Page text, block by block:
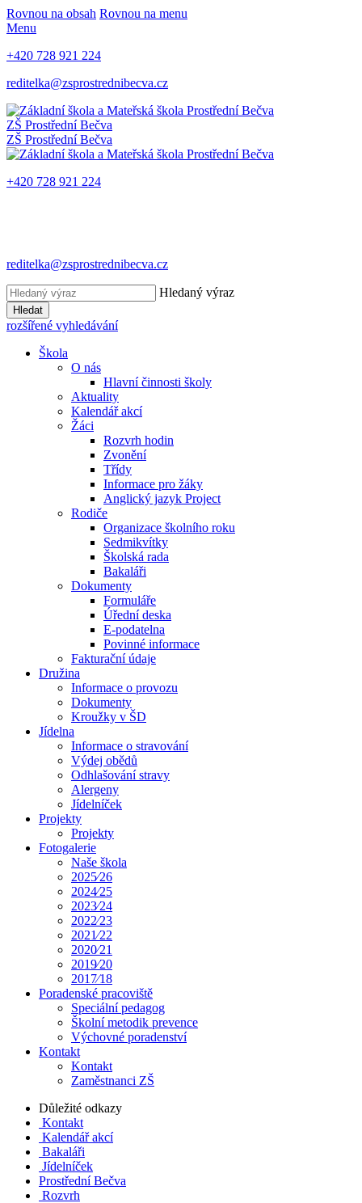
Rovnou na obsah Rovnou na menu
Menu
+420 728 921 224
reditelka@zsprostrednibecva.cz
ZŠ Prostřední Bečva
ZŠ Prostřední Bečva
+420 728 921 224
reditelka@zsprostrednibecva.cz
Hledaný výraz
Hledat
rozšířené vyhledávání
Škola
O nás
Hlavní činnosti školy
Aktuality
Kalendář akcí
Žáci
Rozvrh hodin
Zvonění
Třídy
Informace pro žáky
Anglický jazyk Project
Rodiče
Organizace školního roku
Sedmikvítky
Školská rada
Bakaláři
Dokumenty
Formuláře
Úřední deska
E-podatelna
Povinné informace
Fakturační údaje
Družina
Informace o provozu
Dokumenty
Kroužky v ŠD
Jídelna
Informace o stravování
Výdej obědů
Odhlašování stravy
Alergeny
Jídelníček
Projekty
Projekty
Fotogalerie
Naše škola
2025⁄26
2024⁄25
2023⁄24
2022⁄23
2021⁄22
2020⁄21
2019⁄20
2017⁄18
Poradenské pracoviště
Speciální pedagog
Školní metodik prevence
Výchovné poradenství
Kontakt
Kontakt
Zaměstnanci ZŠ
Důležité odkazy
Kontakt
Kalendář akcí
Bakaláři
Jídelníček
Prostřední Bečva
Rozvrh